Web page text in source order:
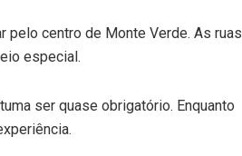
pelo centro de Monte Verde. As ruas
especial.
ser quase obrigatório. Enquanto